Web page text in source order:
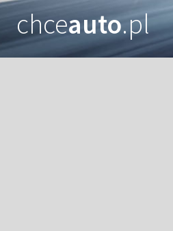
chceauto.pl